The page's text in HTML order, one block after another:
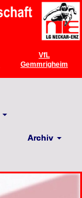
VfL
Gemmrigheim
Archiv